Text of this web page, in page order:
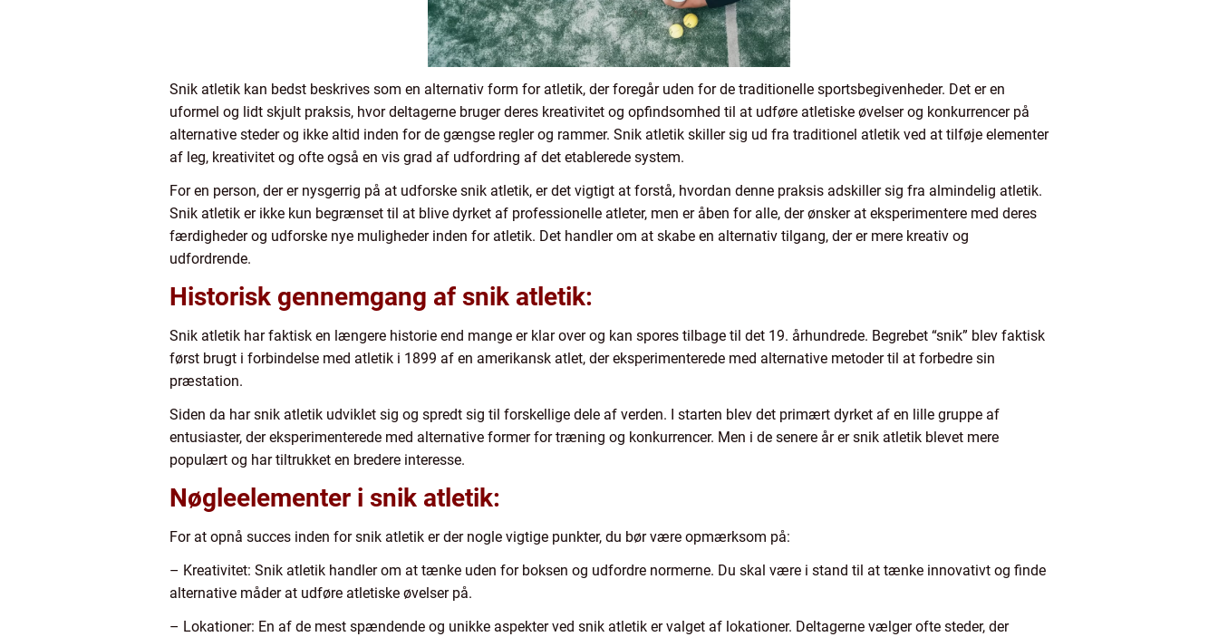
Snik atletik kan bedst beskrives som en alternativ form for atletik, der foregår uden for de traditionelle sportsbegivenheder. Det er en
uformel og lidt skjult praksis, hvor deltagerne bruger deres kreativitet og opfindsomhed til at udføre atletiske øvelser og konkurrencer på
alternative steder og ikke altid inden for de gængse regler og rammer. Snik atletik skiller sig ud fra traditionel atletik ved at tilføje elementer
af leg, kreativitet og ofte også en vis grad af udfordring af det etablerede system.
For en person, der er nysgerrig på at udforske snik atletik, er det vigtigt at forstå, hvordan denne praksis adskiller sig fra almindelig atletik.
Snik atletik er ikke kun begrænset til at blive dyrket af professionelle atleter, men er åben for alle, der ønsker at eksperimentere med deres
færdigheder og udforske nye muligheder inden for atletik. Det handler om at skabe en alternativ tilgang, der er mere kreativ og
udfordrende.
Historisk gennemgang af snik atletik:
Snik atletik har faktisk en længere historie end mange er klar over og kan spores tilbage til det 19. århundrede. Begrebet “snik” blev faktisk
først brugt i forbindelse med atletik i 1899 af en amerikansk atlet, der eksperimenterede med alternative metoder til at forbedre sin
præstation.
Siden da har snik atletik udviklet sig og spredt sig til forskellige dele af verden. I starten blev det primært dyrket af en lille gruppe af
entusiaster, der eksperimenterede med alternative former for træning og konkurrencer. Men i de senere år er snik atletik blevet mere
populært og har tiltrukket en bredere interesse.
Nøgleelementer i snik atletik:
For at opnå succes inden for snik atletik er der nogle vigtige punkter, du bør være opmærksom på:
– Kreativitet: Snik atletik handler om at tænke uden for boksen og udfordre normerne. Du skal være i stand til at tænke innovativt og finde
alternative måder at udføre atletiske øvelser på.
– Lokationer: En af de mest spændende og unikke aspekter ved snik atletik er valget af lokationer. Deltagerne vælger ofte steder, der